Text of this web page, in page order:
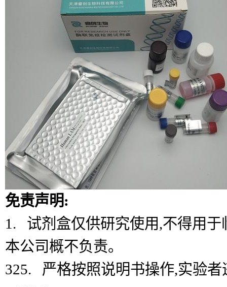
免责声明:
1. 试剂盒仅供研究使用,不得用于
本公司概不负责。
325. 严格按照说明书操作,实验